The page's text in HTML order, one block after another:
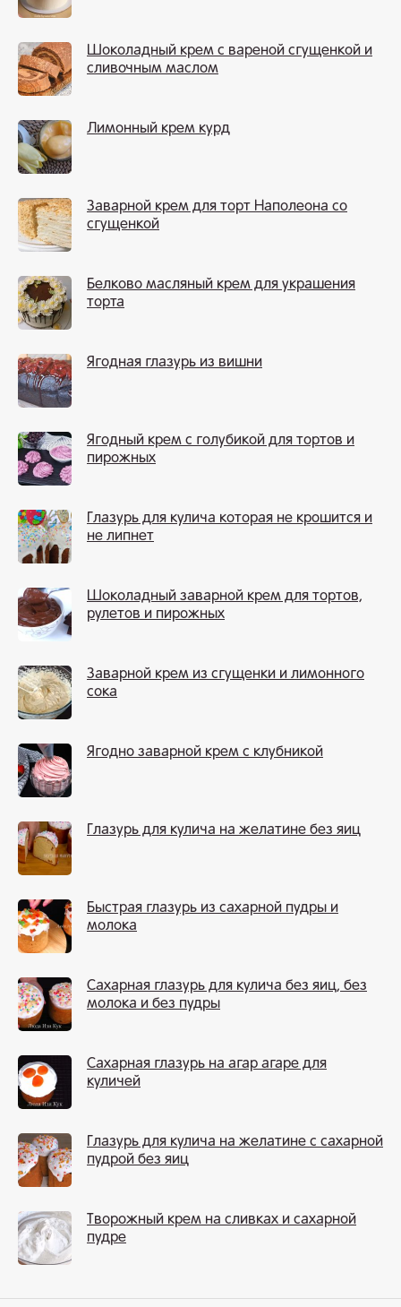
Шоколадный крем с вареной сгущенкой и
сливочным маслом
Лимонный крем курд
Заварной крем для торт Наполеона со
сгущенкой
Белково масляный крем для украшения
торта
Ягодная глазурь из вишни
Ягодный крем с голубикой для тортов и
пирожных
Глазурь для кулича которая не крошится и
не липнет
Шоколадный заварной крем для тортов,
рулетов и пирожных
Заварной крем из сгущенки и лимонного
сока
Ягодно заварной крем с клубникой
Глазурь для кулича на желатине без яиц
Быстрая глазурь из сахарной пудры и
молока
Сахарная глазурь для кулича без яиц, без
молока и без пудры
Сахарная глазурь на агар агаре для
куличей
Глазурь для кулича на желатине с сахарной
пудрой без яиц
Творожный крем на сливках и сахарной
пудре